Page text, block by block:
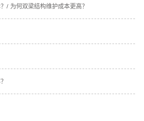
/ 为何双梁结构维护成本更高？